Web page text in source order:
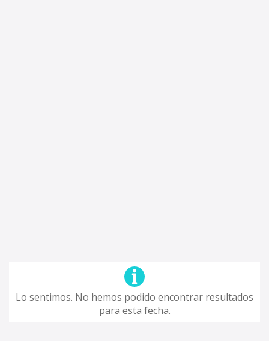
Lo sentimos. No hemos podido encontrar resultados
para esta fecha.